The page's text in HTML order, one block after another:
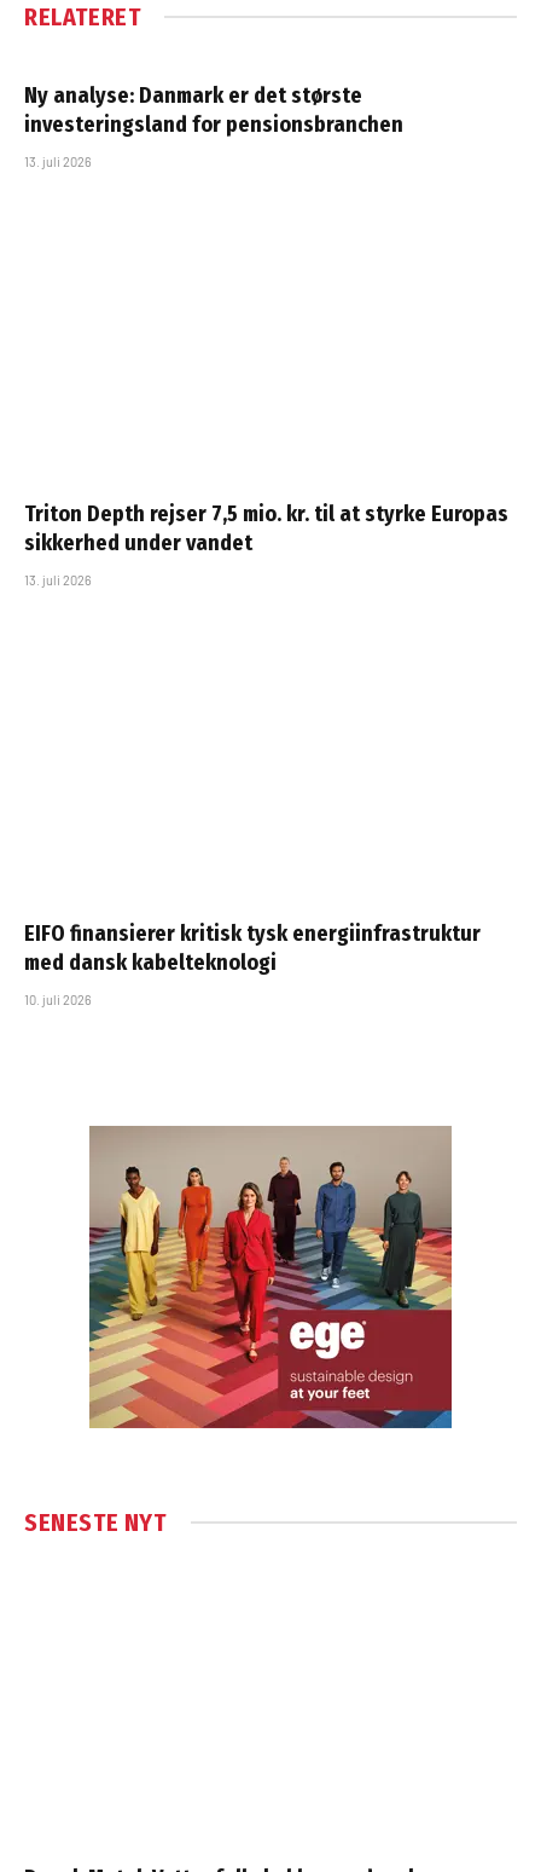
RELATERET
Ny analyse: Danmark er det største
investeringsland for pensionsbranchen
13. juli 2026
Triton Depth rejser 7,5 mio. kr. til at styrke Europas
sikkerhed under vandet
13. juli 2026
EIFO finansierer kritisk tysk energiinfrastruktur
med dansk kabelteknologi
10. juli 2026
SENESTE NYT